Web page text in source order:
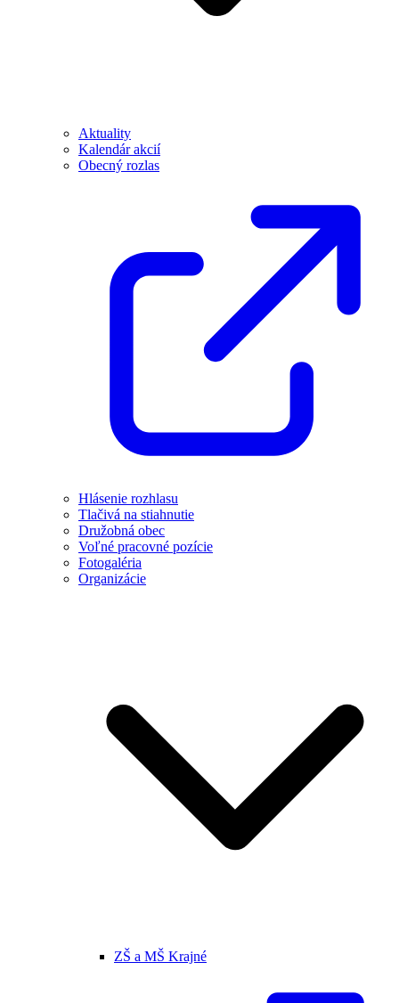
Aktuality
Kalendár akcií
Obecný rozlas
Hlásenie rozhlasu
Tlačivá na stiahnutie
Družobná obec
Voľné pracovné pozície
Fotogaléria
Organizácie
ZŠ a MŠ Krajné